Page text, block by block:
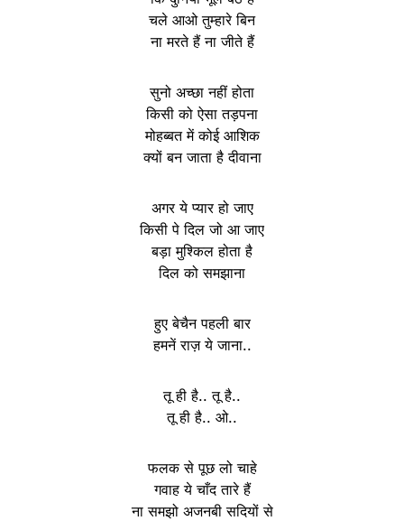
चले आओ तुम्हारे बिन
ना मरते हैं ना जीते हैं
सुनो अच्छा नहीं होता
किसी को ऐसा तड़पना
मोहब्बत में कोई आशिक
क्यों बन जाता है दीवाना
अगर ये प्यार हो जाए
किसी पे दिल जो आ जाए
बड़ा मुश्किल होता है
दिल को समझाना
हुए बेचैन पहली बार
हमनें राज़ ये जाना..
तू ही है.. तू है..
तू ही है.. ओ..
फलक से पूछ लो चाहे
गवाह ये चाँद तारे हैं
ना समझो अजनबी सदियों से